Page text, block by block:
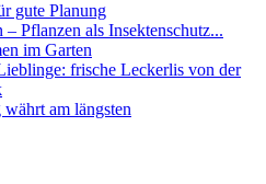
gute Planung
Pflanzen als Insektenschutz...
im Garten
frische Leckerlis von der
am längsten